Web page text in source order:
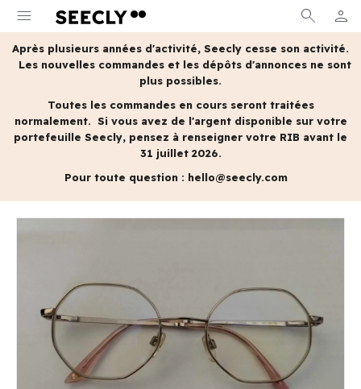
menu search person
MON
Après plusieurs années d'activité, Seecly cesse son activité.
Les nouvelles commandes et les dépôts d'annonces ne sont
plus possibles.
Toutes les commandes en cours seront traitées
normalement. Si vous avez de l'argent disponible sur votre
portefeuille Seecly, pensez à renseigner votre RIB avant le
31 juillet 2026.
Pour toute question : hello@seecly.com